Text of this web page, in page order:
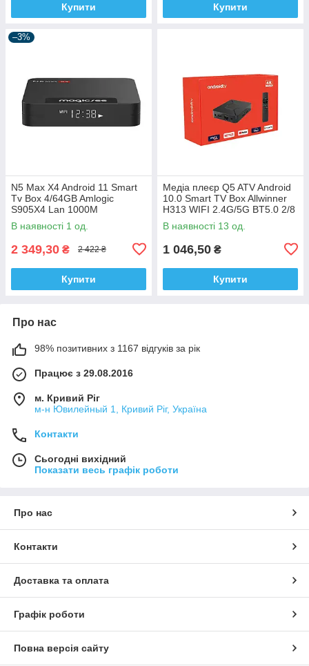
Купити Купити
–3%
N5 Max X4 Android 11 Smart
Tv Box 4/64GB Amlogic
S905X4 Lan 1000M
В наявності 1 од.
2 349,30 ₴ 2 422 ₴
Купити
Медіа плеєр Q5 ATV Android
10.0 Smart TV Box Allwinner
H313 WIFI 2.4G/5G BT5.0 2/8
ATV голосовий пульт
В наявності 13 од.
1 046,50 ₴
Купити
Про нас
98% позитивних з 1167 відгуків за рік
Працює з 29.08.2016
м. Кривий Ріг
м-н Ювилейный 1, Кривий Ріг, Україна
Контакти
Сьогодні вихідний
Показати весь графік роботи
Про нас
Контакти
Доставка та оплата
Графік роботи
Повна версія сайту